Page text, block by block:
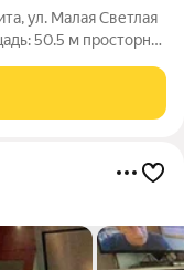
м просторно
что важно для